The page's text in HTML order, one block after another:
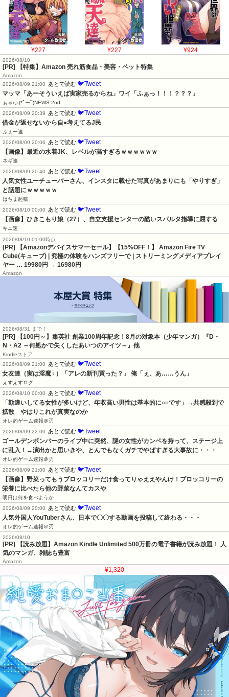
¥227 ¥227 ¥924
2026/08/10
[PR] 【特集】Amazon 売れ筋食品・美容・ペット特集
Amazon
2026/08/09 21:00
あとで読む 🐦Tweet
マッマ「あーそういえば実家売るからね」ワイ「ふぁっ！！！？？？」
ぁゃιぃ(*ﾟーﾟ)NEWS 2nd
2026/08/09 20:39
あとで読む 🐦Tweet
借金が返せないから自●考えてるJ民
ふぇー速
2026/08/09 20:06
あとで読む 🐦Tweet
【画像】最近の水着JK、レベルが高すぎるｗｗｗｗｗｗ
ネギ速
2026/08/09 20:40
あとで読む 🐦Tweet
人気女性ユーチューバーさん、インスタに載せた写真があまりにも「やりすぎ」
と話題にｗｗｗｗｗ
はちま起稿
2026/08/10 00:00
あとで読む 🐦Tweet
【画像】ひきこもり娘（27）、自立支援センターの酷いスパルタ指導に屈する
キニ速
2026/08/10 01:00時点
[PR] 【Amazonデバイスサマーセール】【15%OFF！】 Amazon Fire TV
Cube(キューブ) | 究極の体験をハンズフリーで | ストリーミングメディアプレイ
ヤー … 19980円 → 16980円
Amazon
2026/08/31 まで！
[PR]
【100円～】集英社 創業100周年記念！8月の対象本（少年マンガ）『D・
N・A2 ～何処かで失くしたあいつのアイツ～』他
Kindleストア
2026/08/09 21:00
あとで読む 🐦Tweet
女友達（実は淫魔♀）「アレの新刊買った？」 俺「ぇ、あ……うん」
えすえすログ
2026/08/10 00:00
あとで読む 🐦Tweet
「勘違いしてる女性が多いけど、年収高い男性は基本的に○○です」→共感殺到で
拡散　やはりこれが真実なのか
オレ的ゲーム速報＠刃
2026/08/09 22:00
あとで読む 🐦Tweet
ゴールデンボンバーのライブ中に突然、謎の女性がカンペを持って、ステージ上
に乱入！→演出かと思いきや、とんでもなくガチでやばすぎる大事故に・・・
オレ的ゲーム速報＠刃
2026/08/09 21:00
あとで読む 🐦Tweet
【画像】野菜ってもうブロッコリーだけ食ってりゃええやんけ！ブロッコリーの
栄養に比べたら他の野菜なんてカスや
明日は何を食べようか
2026/08/09 20:00
あとで読む 🐦Tweet
人気外国人YouTuberさん、日本で〇〇する動画を投稿して終わる・・・
オレ的ゲーム速報＠刃
2026/08/10
[PR] 【読み放題】Amazon Kindle Unlimited 500万冊の電子書籍が読み放題！ 人
気のマンガ、雑誌も豊富
Amazon
¥1,320